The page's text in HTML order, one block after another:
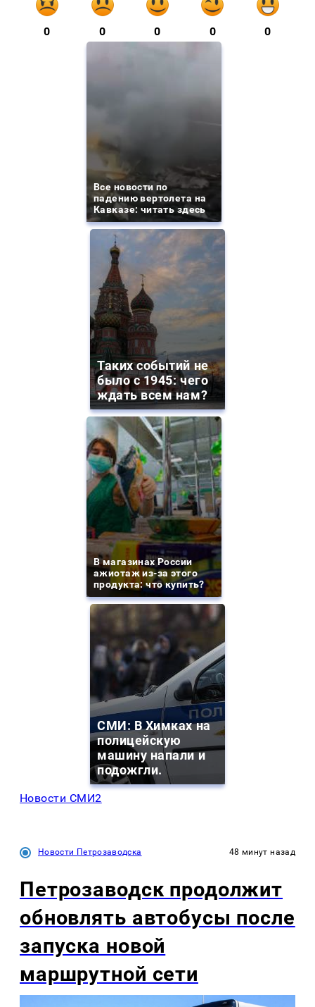
0 0 0 0 0
Все новости по
падению вертолета на
Кавказе: читать здесь
Таких событий не
было с 1945: чего
ждать всем нам?
В магазинах России
ажиотаж из-за этого
продукта: что купить?
СМИ: В Химках на
полицейскую
машину напали и
подожгли.
Новости СМИ2
Новости Петрозаводска 48 минут назад
Петрозаводск продолжит
обновлять автобусы после
запуска новой
маршрутной сети